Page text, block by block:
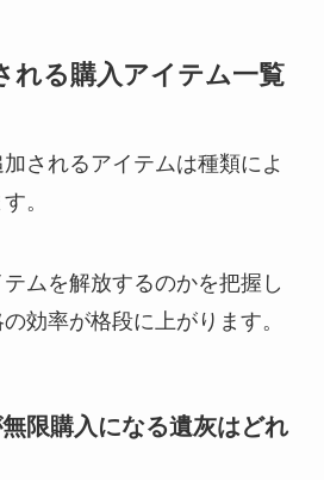
れる購入アイテム一覧
されるアイテムは種類によ
。
ムを解放するのかを把握し
効率が格段に上がります。
限購入になる遺灰はどれ